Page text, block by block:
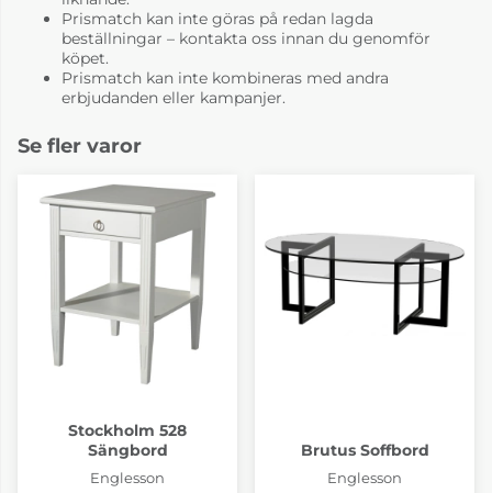
Prismatch kan inte göras på redan lagda
beställningar – kontakta oss innan du genomför
köpet.
Prismatch kan inte kombineras med andra
erbjudanden eller kampanjer.
Se fler varor
Stockholm 528
Sängbord
Englesson
Brutus Soffbord
Englesson